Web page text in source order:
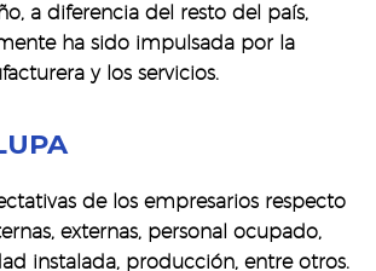
a diferencia del resto del país,
ha sido impulsada por la
y los servicios.
de los empresarios respecto
externas, personal ocupado,
instalada, producción, entre otros.